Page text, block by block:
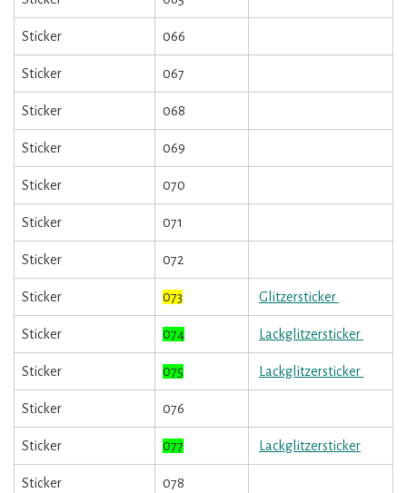
Sticker 066
Sticker 067
Sticker 068
Sticker 069
Sticker 070
Sticker 071
Sticker 072
Sticker 073 Glitzersticker
Sticker 074 Lackglitzersticker
Sticker 075 Lackglitzersticker
Sticker 076
Sticker 077 Lackglitzersticker
Sticker 078